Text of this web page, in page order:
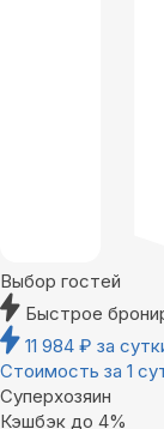
Выбор гостей
Быстрое
11 984 ₽ за
Стоимость за 1
Суперхозяин
Кэшбэк до 4%